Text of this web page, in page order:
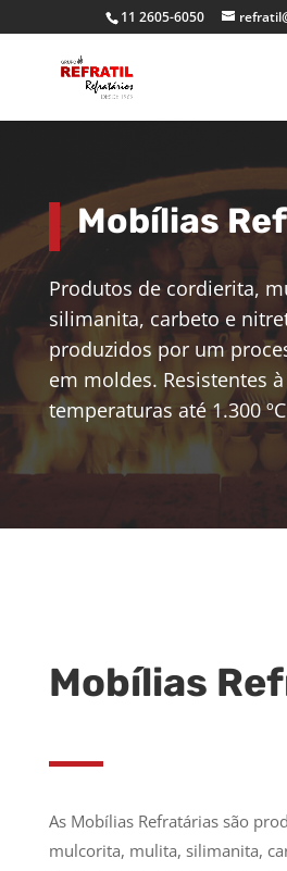
11 2605-6050
Mobílias
Produtos de cordierita,
silimanita, carbeto e
produzidos por um
em moldes. Resistentes
temperaturas até 1.300 ºC
Mobílias
As Mobílias Refratárias são
mulcorita, mulita, silimanita,